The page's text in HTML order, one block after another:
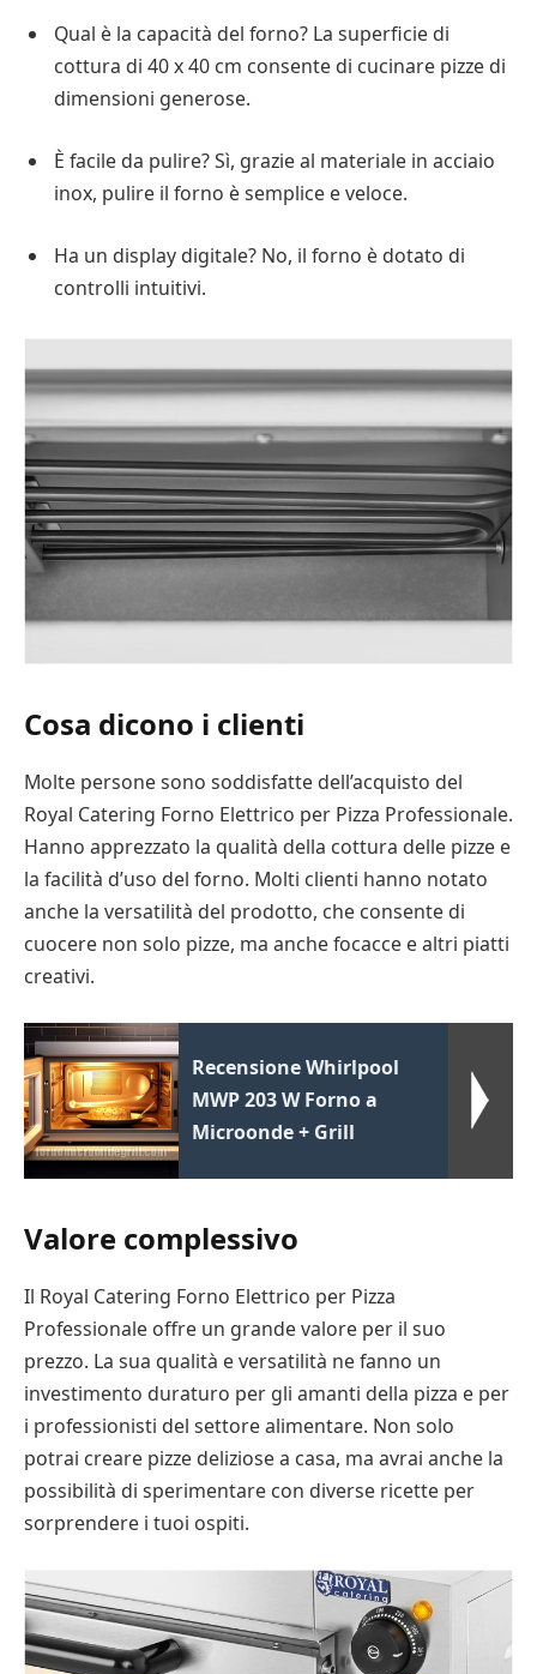
Qual è la capacità del forno? La superficie di
cottura di 40 x 40 cm consente di cucinare pizze di
dimensioni generose.
È facile da pulire? Sì, grazie al materiale in acciaio
inox, pulire il forno è semplice e veloce.
Ha un display digitale? No, il forno è dotato di
controlli intuitivi.
Cosa dicono i clienti
Molte persone sono soddisfatte dell’acquisto del
Royal Catering Forno Elettrico per Pizza Professionale.
Hanno apprezzato la qualità della cottura delle pizze e
la facilità d’uso del forno. Molti clienti hanno notato
anche la versatilità del prodotto, che consente di
cuocere non solo pizze, ma anche focacce e altri piatti
creativi.
Recensione Whirlpool
MWP 203 W Forno a
Microonde + Grill
Valore complessivo
Il Royal Catering Forno Elettrico per Pizza
Professionale offre un grande valore per il suo
prezzo. La sua qualità e versatilità ne fanno un
investimento duraturo per gli amanti della pizza e per
i professionisti del settore alimentare. Non solo
potrai creare pizze deliziose a casa, ma avrai anche la
possibilità di sperimentare con diverse ricette per
sorprendere i tuoi ospiti.